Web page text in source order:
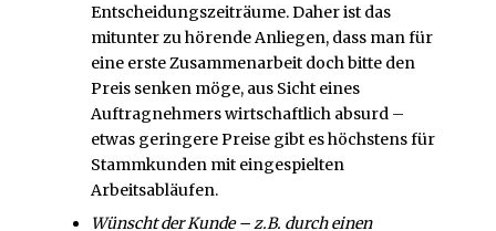
Entscheidungs­zeiträume. Daher ist das
mitunter zu hörende Anliegen, dass man für
eine erste Zusammenarbeit doch bitte den
Preis senken möge, aus Sicht eines
Auftragnehmers wirtschaftlich absurd –
etwas geringere Preise gibt es höchstens für
Stammkunden mit eingespielten
Arbeitsabläufen.
Wünscht der Kunde – z.B. durch einen